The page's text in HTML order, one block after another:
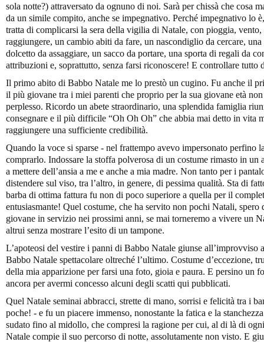
sola notte?) attraversato da ognuno di noi. Sarà per chissà che cosa
da un simile compito, anche se impegnativo. Perché impegnativo lo
tratta di complicarsi la sera della vigilia di Natale, con pioggia,
raggiungere, un cambio abiti da fare, un nascondiglio da cercare,
dolcetto da assaggiare, un sacco da portare, una sporta di regali da
attribuzioni e, soprattutto, senza farsi riconoscere! E controllare tutto
Il primo abito di Babbo Natale me lo prestò un cugino. Fu anche il
il più giovane tra i miei parenti che proprio per la sua giovane età
perplesso. Ricordo un abete straordinario, una splendida famiglia
consegnare e il più difficile “Oh Oh Oh” che abbia mai detto in vita
raggiungere una sufficiente credibilità.
Quando la voce si sparse - nel frattempo avevo impersonato perfino
comprarlo. Indossare la stoffa polverosa di un costume rimasto in un
a mettere dell’ansia a me e anche a mia madre. Non tanto per i
distendere sul viso, tra l’altro, in genere, di pessima qualità. Sta di
barba di ottima fattura fu non di poco superiore a quella per il
entusiasmante! Quel costume, che ha servito non pochi Natali,
giovane in servizio nei prossimi anni, se mai torneremo a vivere un
altrui senza mostrare l’esito di un tampone.
L’apoteosi del vestire i panni di Babbo Natale giunse
Babbo Natale spettacolare oltreché l’ultimo. Costume d’eccezione,
della mia apparizione per farsi una foto, gioia e paura. E persino un
ancora per avermi concesso alcuni degli scatti qui pubblicati.
Quel Natale seminai abbracci, strette di mano, sorrisi e felicità tra i
poche! - e fu un piacere immenso, nonostante la fatica e la
sudato fino al midollo, che compresi la ragione per cui, al di là di
Natale compie il suo percorso di notte, assolutamente non visto. E